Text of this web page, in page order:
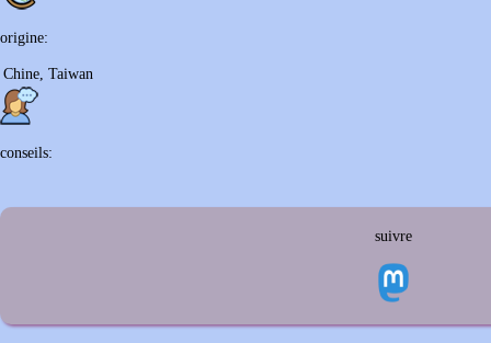
origine:
Chine, Taiwan
conseils:
suivre